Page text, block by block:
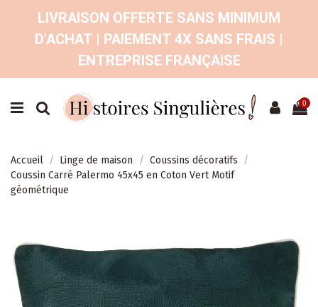
LIVRAISON OFFERTE SANS MINIMUM
D'ACHAT | PAIEMENT 4X SANS FRAIS |
ENTREPRISE FRANÇAISE
0
Accueil Linge de maison
Coussins décoratifs
Coussin Carré Palermo 45x45 en Coton Vert Motif
géométrique